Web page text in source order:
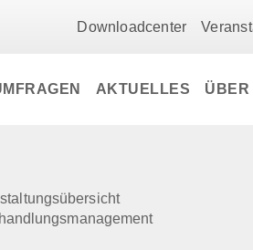
Downloadcenter
AKTUELLES ÜBER